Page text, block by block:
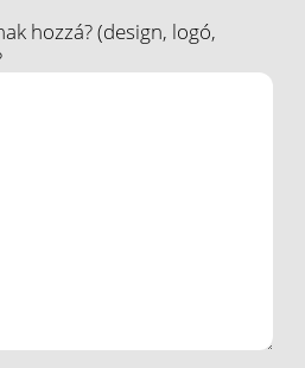
hozzá? (design, logó,